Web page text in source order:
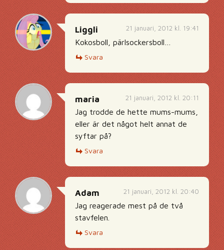
21 januari, 2012 kl. 19:41
Liggli
Kokosboll, pärlsockersboll…
Svara
21 januari, 2012 kl. 20:11
maria
Jag trodde de hette mums-mums,
eller är det något helt annat de
syftar på?
Svara
21 januari, 2012 kl. 20:40
Adam
Jag reagerade mest på de två
stavfelen.
Svara